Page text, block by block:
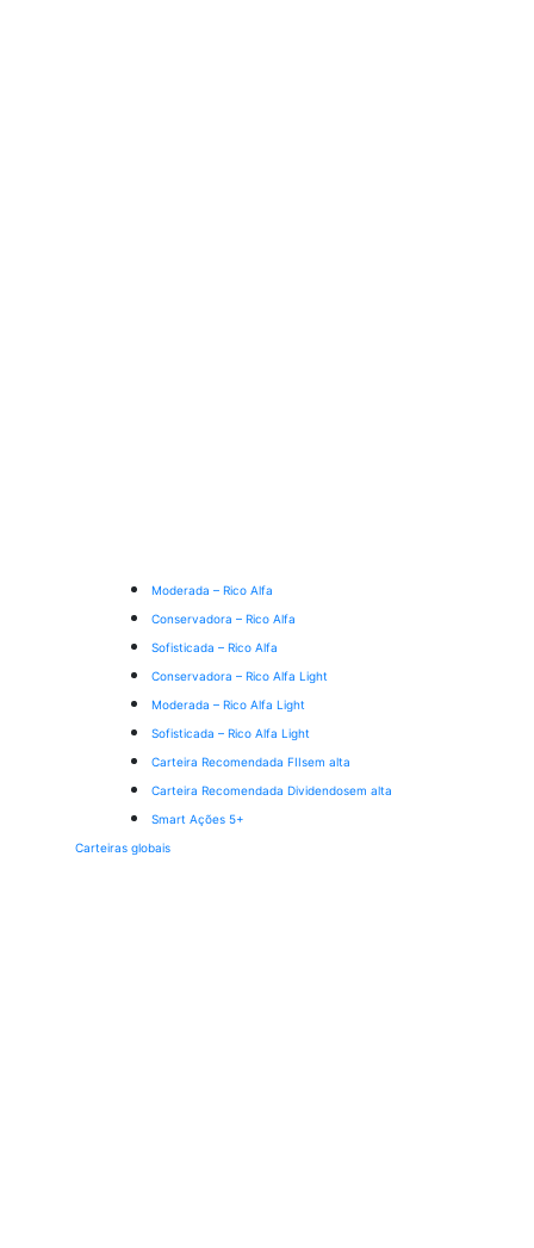
Moderada – Rico Alfa
Conservadora – Rico Alfa
Sofisticada – Rico Alfa
Conservadora – Rico Alfa Light
Moderada – Rico Alfa Light
Sofisticada – Rico Alfa Light
Carteira Recomendada FIIsem alta
Carteira Recomendada Dividendosem alta
Smart Ações 5+
Carteiras globais